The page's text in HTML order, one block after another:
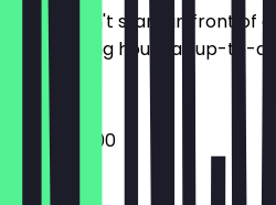
So you don't stand in front of
the opening hours as up-to-
08:30 - 01:00